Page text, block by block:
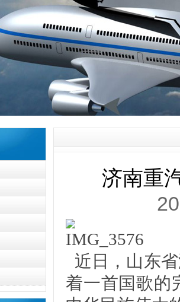
济南重
近日
，山东
着一首国歌的